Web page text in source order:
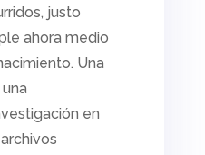
justo
ahora medio
Una
en